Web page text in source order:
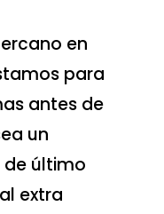
en
para
antes de
un
último
extra